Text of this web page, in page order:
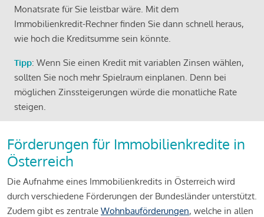
Monatsrate für Sie leistbar wäre. Mit dem
Immobilienkredit-Rechner finden Sie dann schnell heraus,
wie hoch die Kreditsumme sein könnte.
Tipp: Wenn Sie einen Kredit mit variablen Zinsen wählen,
sollten Sie noch mehr Spielraum einplanen. Denn bei
möglichen Zinssteigerungen würde die monatliche Rate
steigen.
Förderungen für Immobilienkredite in
Österreich
Die Aufnahme eines Immobilienkredits in Österreich wird
durch verschiedene Förderungen der Bundesländer unterstützt.
Zudem gibt es zentrale Wohnbauförderungen, welche in allen